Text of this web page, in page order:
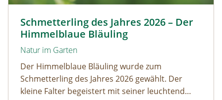
Schmetterling des Jahres 2026 – Der
Himmelblaue Bläuling
Natur im Garten
Der Himmelblaue Bläuling wurde zum
Schmetterling des Jahres 2026 gewählt. Der
kleine Falter begeistert mit seiner leuchtend